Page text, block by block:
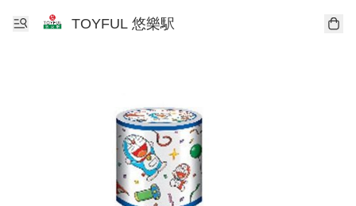
TOYFUL 悠樂駅